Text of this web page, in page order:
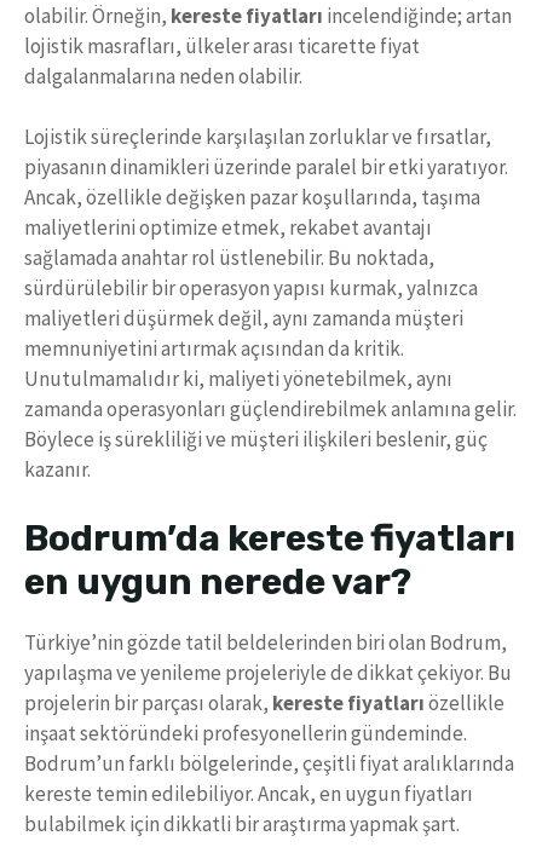
olabilir. Örneğin, kereste fiyatları incelendiğinde; artan
lojistik masrafları, ülkeler arası ticarette fiyat
dalgalanmalarına neden olabilir.
Lojistik süreçlerinde karşılaşılan zorluklar ve fırsatlar,
piyasanın dinamikleri üzerinde paralel bir etki yaratıyor.
Ancak, özellikle değişken pazar koşullarında, taşıma
maliyetlerini optimize etmek, rekabet avantajı
sağlamada anahtar rol üstlenebilir. Bu noktada,
sürdürülebilir bir operasyon yapısı kurmak, yalnızca
maliyetleri düşürmek değil, aynı zamanda müşteri
memnuniyetini artırmak açısından da kritik.
Unutulmamalıdır ki, maliyeti yönetebilmek, aynı
zamanda operasyonları güçlendirebilmek anlamına gelir.
Böylece iş sürekliliği ve müşteri ilişkileri beslenir, güç
kazanır.
Bodrum’da kereste fiyatları
en uygun nerede var?
Türkiye’nin gözde tatil beldelerinden biri olan Bodrum,
yapılaşma ve yenileme projeleriyle de dikkat çekiyor. Bu
projelerin bir parçası olarak, kereste fiyatlarıözellikle
inşaat sektöründeki profesyonellerin gündeminde.
Bodrum’un farklı bölgelerinde, çeşitli fiyat aralıklarında
kereste temin edilebiliyor. Ancak, en uygun fiyatları
bulabilmek için dikkatli bir araştırma yapmak şart.